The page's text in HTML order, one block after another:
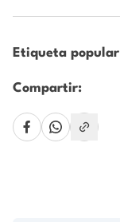
Etiqueta popular
Compartir: